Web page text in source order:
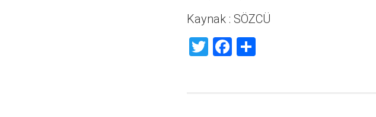
Kaynak : SÖZCÜ
TwitterFacebook
Share